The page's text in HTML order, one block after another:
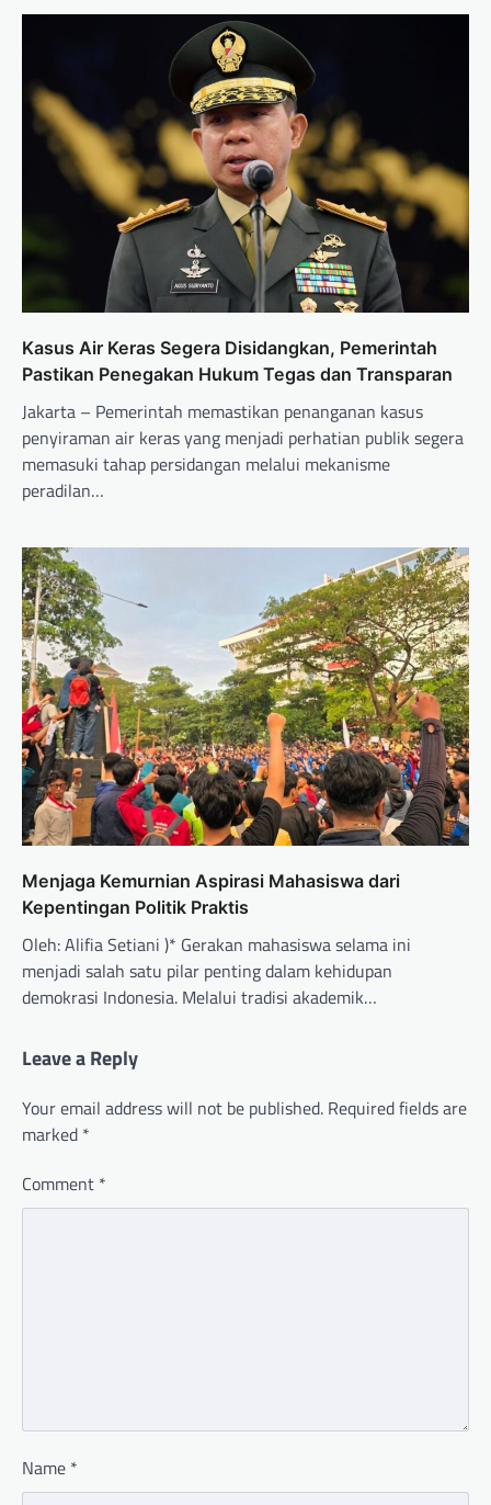
Kasus Air Keras Segera Disidangkan, Pemerintah
Pastikan Penegakan Hukum Tegas dan Transparan
Jakarta – Pemerintah memastikan penanganan kasus
penyiraman air keras yang menjadi perhatian publik segera
memasuki tahap persidangan melalui mekanisme
peradilan…
Menjaga Kemurnian Aspirasi Mahasiswa dari
Kepentingan Politik Praktis
Oleh: Alifia Setiani )* Gerakan mahasiswa selama ini
menjadi salah satu pilar penting dalam kehidupan
demokrasi Indonesia. Melalui tradisi akademik…
Leave a Reply
Your email address will not be published. Required fields are
marked *
Comment *
Name *